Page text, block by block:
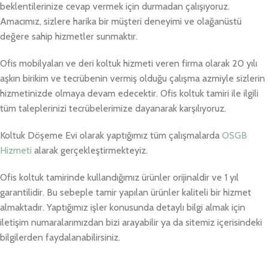
beklentilerinize cevap vermek için durmadan çalışıyoruz.
Amacımız, sizlere harika bir müşteri deneyimi ve olağanüstü
değere sahip hizmetler sunmaktır.
Ofis mobilyaları ve deri koltuk hizmeti veren firma olarak 20 yılı
aşkın birikim ve tecrübenin vermiş olduğu çalışma azmiyle sizlerin
hizmetinizde olmaya devam edecektir. Ofis koltuk tamiri ile ilgili
tüm taleplerinizi tecrübelerimize dayanarak karşılıyoruz.
Koltuk Döşeme Evi olarak yaptığımız tüm çalışmalarda OSGB
Hizmeti alarak gerçekleştirmekteyiz.
Ofis koltuk tamirinde kullandığımız ürünler orijinaldir ve 1 yıl
garantilidir. Bu sebeple tamir yapılan ürünler kaliteli bir hizmet
almaktadır. Yaptığımız işler konusunda detaylı bilgi almak için
iletişim numaralarımızdan bizi arayabilir ya da sitemiz içerisindeki
bilgilerden faydalanabilirsiniz.